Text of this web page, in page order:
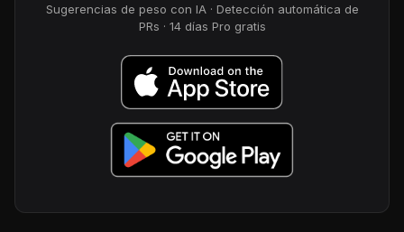
Sugerencias de peso con IA · Detección automática de
PRs · 14 días Pro gratis